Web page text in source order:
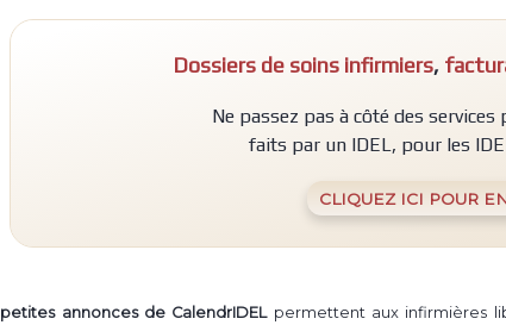
Dossiers de soins infirmiers,
Ne passez pas à côté des services
faits par un IDEL, pour les
CLIQUEZ ICI POUR
petites annonces de CalendrIDELpermettent aux infirmières